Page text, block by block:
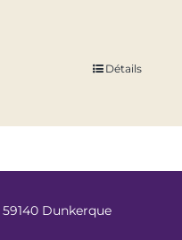
Détails
Dunkerque